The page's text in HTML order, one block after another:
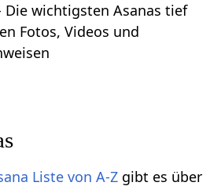
Die wichtigsten Asanas tief
Fotos, Videos und
Liste von A-Z gibt es über